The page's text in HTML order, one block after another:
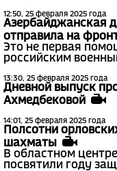
12:50, 25 февраля 2025 года
Азербайджанская
отправила на
Это не первая
российским
13:30, 25 февраля 2025 года
Дневной выпуск
Ахмедбековой
14:01, 25 февраля 2025 года
Полсотни
шахматы
В областном
посвятили году